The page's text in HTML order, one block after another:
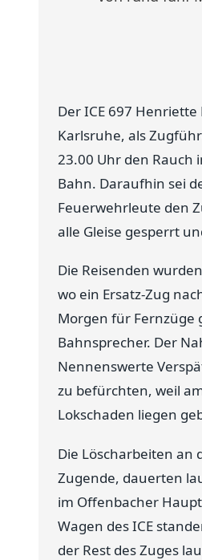
Der ICE 697
Karlsruhe, als
23.00 Uhr den
Bahn. Daraufhin sei
Feuerwehrleute den
alle Gleise gesperrt
Die Reisenden
wo ein Ersatz-Zug
Morgen für Fernzüge
Bahnsprecher. Der
Nennenswerte
zu befürchten, weil
Lokschaden liegen
Die Löscharbeiten an
Zugende, dauerten
im Offenbacher
Wagen des ICE
der Rest des Zuges